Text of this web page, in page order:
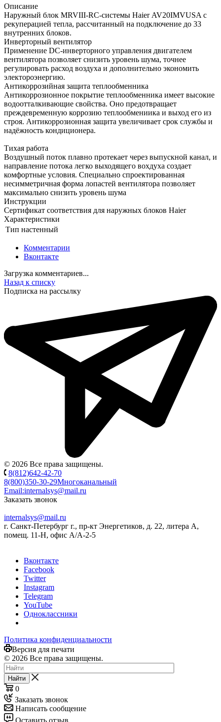
Описание
Наружный блок MRVIII-RC-системы Haier AV20IMVUSA с
рекуперацией тепла, рассчитанный на подключение до 33
внутренних блоков.
Инверторный вентилятор
Применение DC-инверторного управления двигателем
вентилятора позволяет снизить уровень шума, точнее
регулировать расход воздуха и дополнительно экономить
электороэнергию.
Антикоррозийная защита теплообменника
Антикоррозионное покрытие теплообменника имеет высокие
водоотталкивающие свойства. Оно предотвращает
преждевременную коррозию теплообмениика и выход его из
строя. Антикоррозионная защита увеличивает срок службы и
надёжность кондиционера.
Тихая работа
Воздушный поток плавно протекает через выпускной канал, и
направление потока легко выходящего вохдуха создает
комфортные условия. Специально спроектированная
несимметричная форма лопастей вентилятора позволяет
максимально снизить уровень шума
Инструкции
Сертификат соответствия для наружных блоков Haier
Характеристики
Тип настенный
Комментарии
Вконтакте
Загрузка комментариев...
Назад к списку
Подписка на рассылку
© 2026 Все права защищены.
8(812)642-42-70
8(800)350-30-29Многоканальный
Email:internalsys@mail.ru
Заказать звонок
internalsys@mail.ru
г. Санкт-Петербург г., пр-кт Энергетиков, д. 22, литера А,
помещ. 11-Н, офис А/А-2-5
Вконтакте
Facebook
Twitter
Instagram
Telegram
YouTube
Одноклассники
Политика конфиденциальности
Версия для печати
© 2026 Все права защищены.
Найти
0
Заказать звонок
Написать сообщение
Оставить отзыв